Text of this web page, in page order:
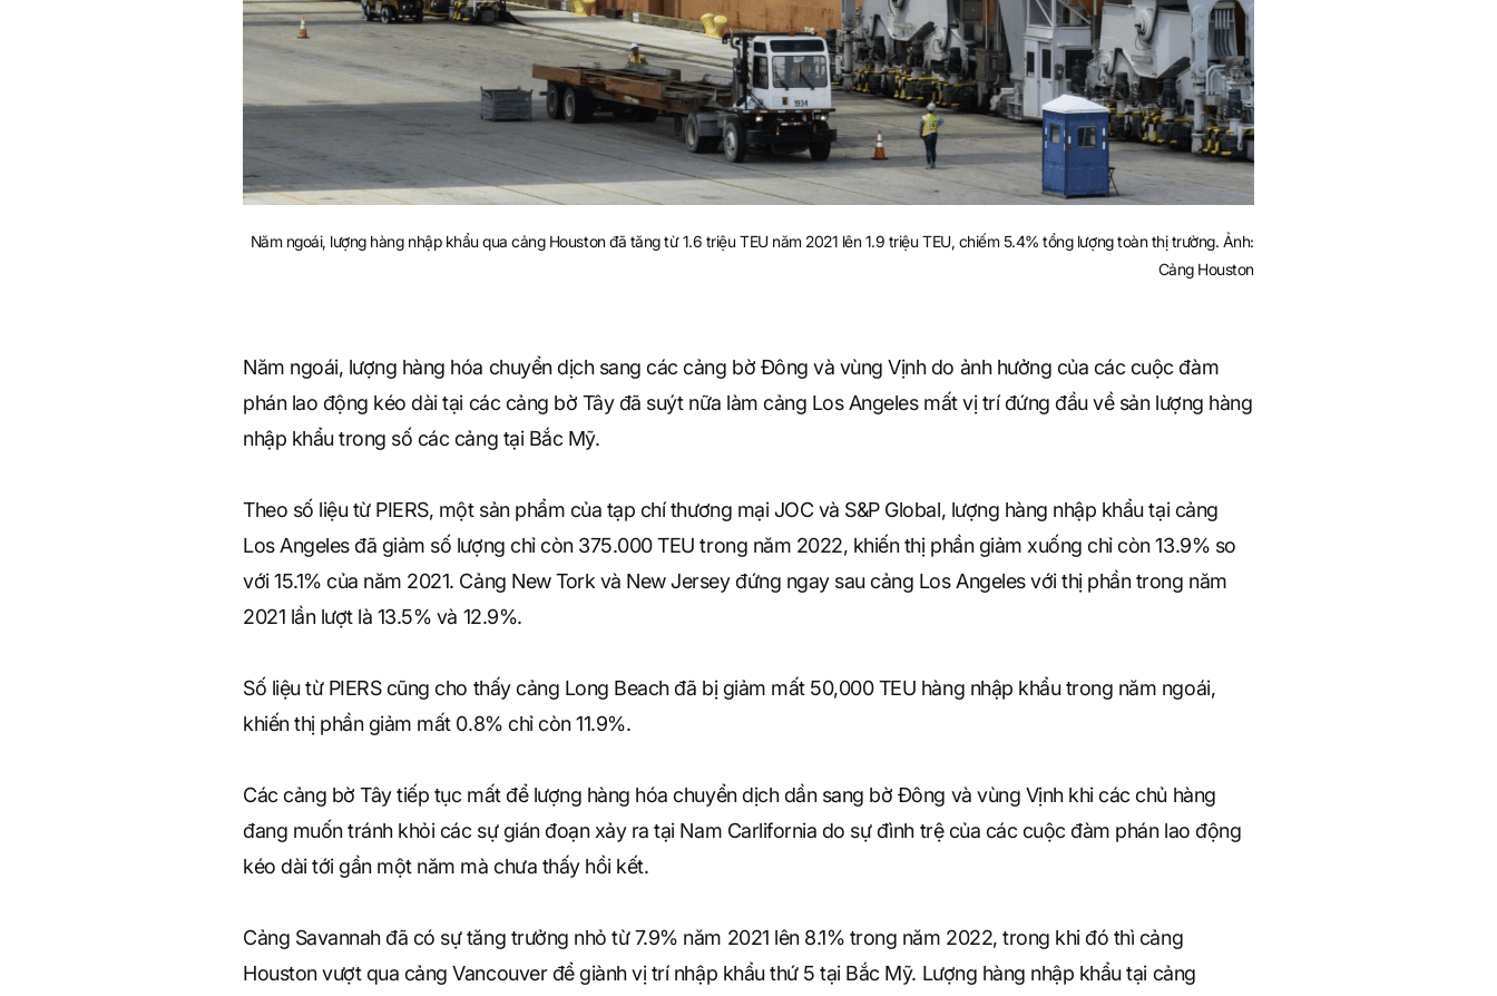
Năm ngoái, lượng hàng nhập khẩu qua cảng Houston đã tăng từ 1.6 triệu TEU năm 2021 lên 1.9 triệu TEU, chiếm 5.4% tổng lượng toàn thị trường. Ảnh:
Cảng Houston
Năm ngoái, lượng hàng hóa chuyển dịch sang các cảng bờ Đông và vùng Vịnh do ảnh hưởng của các cuộc đàm
phán lao động kéo dài tại các cảng bờ Tây đã suýt nữa làm cảng Los Angeles mất vị trí đứng đầu về sản lượng hàng
nhập khẩu trong số các cảng tại Bắc Mỹ.
Theo số liệu từ PIERS, một sản phẩm của tạp chí thương mại JOC và S&P Global, lượng hàng nhập khẩu tại cảng
Los Angeles đã giảm số lượng chỉ còn 375.000 TEU trong năm 2022, khiến thị phần giảm xuống chỉ còn 13.9% so
với 15.1% của năm 2021. Cảng New Tork và New Jersey đứng ngay sau cảng Los Angeles với thị phần trong năm
2021 lần lượt là 13.5% và 12.9%.
Số liệu từ PIERS cũng cho thấy cảng Long Beach đã bị giảm mất 50,000 TEU hàng nhập khẩu trong năm ngoái,
khiến thị phần giảm mất 0.8% chỉ còn 11.9%.
Các cảng bờ Tây tiếp tục mất để lượng hàng hóa chuyển dịch dần sang bờ Đông và vùng Vịnh khi các chủ hàng
đang muốn tránh khỏi các sự gián đoạn xảy ra tại Nam Carlifornia do sự đình trệ của các cuộc đàm phán lao động
kéo dài tới gần một năm mà chưa thấy hồi kết.
Cảng Savannah đã có sự tăng trưởng nhỏ từ 7.9% năm 2021 lên 8.1% trong năm 2022, trong khi đó thì cảng
Houston vượt qua cảng Vancouver để giành vị trí nhập khẩu thứ 5 tại Bắc Mỹ. Lượng hàng nhập khẩu tại cảng